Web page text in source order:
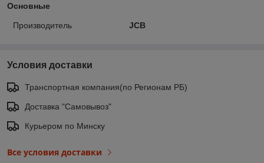
Основные
Производитель JCB
Условия доставки
Транспортная компания(по Регионам РБ)
Доставка "Самовывоз"
Курьером по Минску
Все условия доставки